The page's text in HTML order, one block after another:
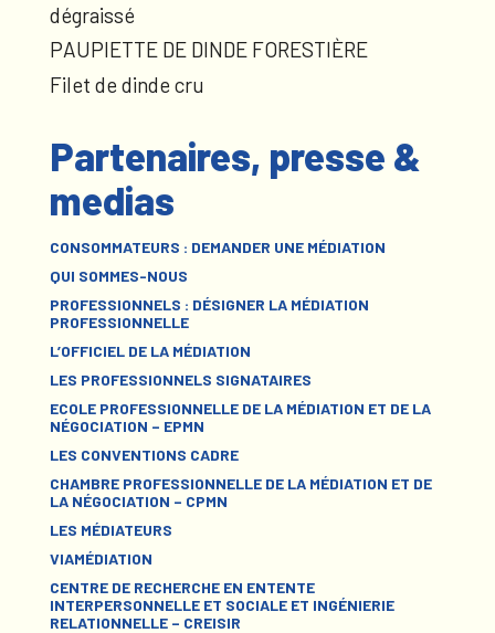
dégraissé
PAUPIETTE DE DINDE FORESTIÈRE
Filet de dinde cru
Partenaires, presse &
medias
CONSOMMATEURS : DEMANDER UNE MÉDIATION
QUI SOMMES-NOUS
PROFESSIONNELS : DÉSIGNER LA MÉDIATION
PROFESSIONNELLE
L’OFFICIEL DE LA MÉDIATION
LES PROFESSIONNELS SIGNATAIRES
ECOLE PROFESSIONNELLE DE LA MÉDIATION ET DE LA
NÉGOCIATION – EPMN
LES CONVENTIONS CADRE
CHAMBRE PROFESSIONNELLE DE LA MÉDIATION ET DE
LA NÉGOCIATION – CPMN
LES MÉDIATEURS
VIAMÉDIATION
CENTRE DE RECHERCHE EN ENTENTE
INTERPERSONNELLE ET SOCIALE ET INGÉNIERIE
RELATIONNELLE – CREISIR